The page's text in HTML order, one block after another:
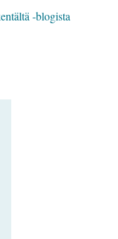
-blogista